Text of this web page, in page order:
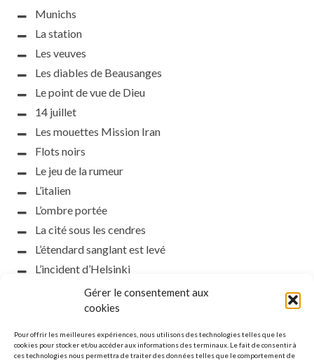
Gérer le consentement aux
cookies
Pour offrir les meilleures expériences, nous utilisons des technologies telles que les
cookies pour stocker et/ou accéder aux informations des terminaux. Le fait de consentir à
ces technologies nous permettra de traiter des données telles que le comportement de
Munichs
La station
Les veuves
Les diables de Beausanges
Le point de vue de Dieu
14 juillet
Les mouettes Mission Iran
Flots noirs
Le jeu de la rumeur
L’italien
L’ombre portée
La cité sous les cendres
L’étendard sanglant est levé
L’incident d’Helsinki
la petite fasciste
Toutes les nuances de la nuit
Que s’obscurcissent le soleil et la lumière